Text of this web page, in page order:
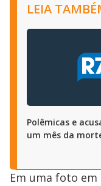
LEIA
Polêmicas e
um mês da
Em uma foto